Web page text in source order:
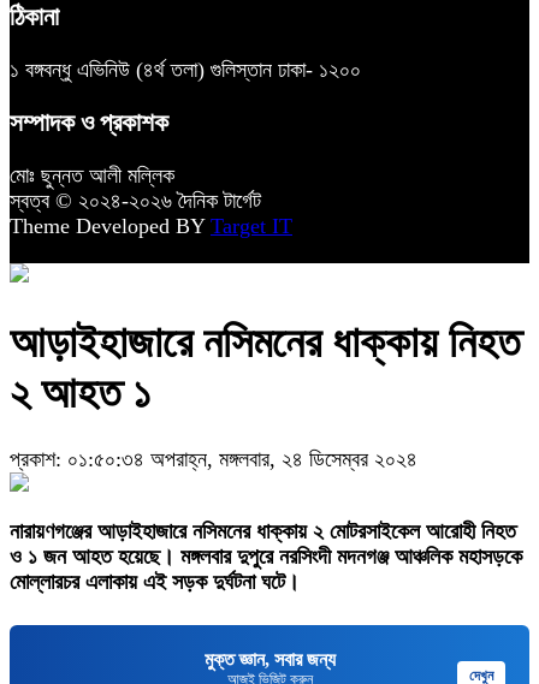
ঠিকানা
১ বঙ্গবন্ধু এভিনিউ (৪র্থ তলা) গুলিস্তান ঢাকা- ১২০০
সম্পাদক ও প্রকাশক
মোঃ ছুন্নত আলী মল্লিক
স্বত্ব © ২০২৪-২০২৬ দৈনিক টার্গেট
Theme Developed BY Target IT
আড়াইহাজারে নসিমনের ধাক্কায় নিহত
২ আহত ১
প্রকাশ: ০১:৫০:৩৪ অপরাহ্ন, মঙ্গলবার, ২৪ ডিসেম্বর ২০২৪
নারায়ণগঞ্জের আড়াইহাজারে নসিমনের ধাক্কায় ২ মোটরসাইকেল আরোহী নিহত
ও ১ জন আহত হয়েছে। মঙ্গলবার দুপুরে নরসিংদী মদনগঞ্জ আঞ্চলিক মহাসড়কে
মোল্লারচর এলাকায় এই সড়ক দুর্ঘটনা ঘটে।
মুক্ত জ্ঞান, সবার জন্য
আজই ভিজিট করুন দেখুন